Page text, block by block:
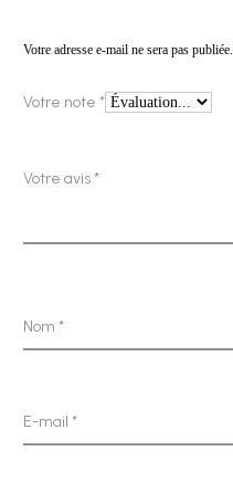
i
s
Votre adresse e-mail ne sera pas publiée.
Votre note *
Votre avis*
Nom *
E-mail *